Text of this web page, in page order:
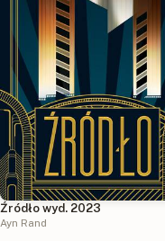
Źródło wyd. 2023
Ayn Rand